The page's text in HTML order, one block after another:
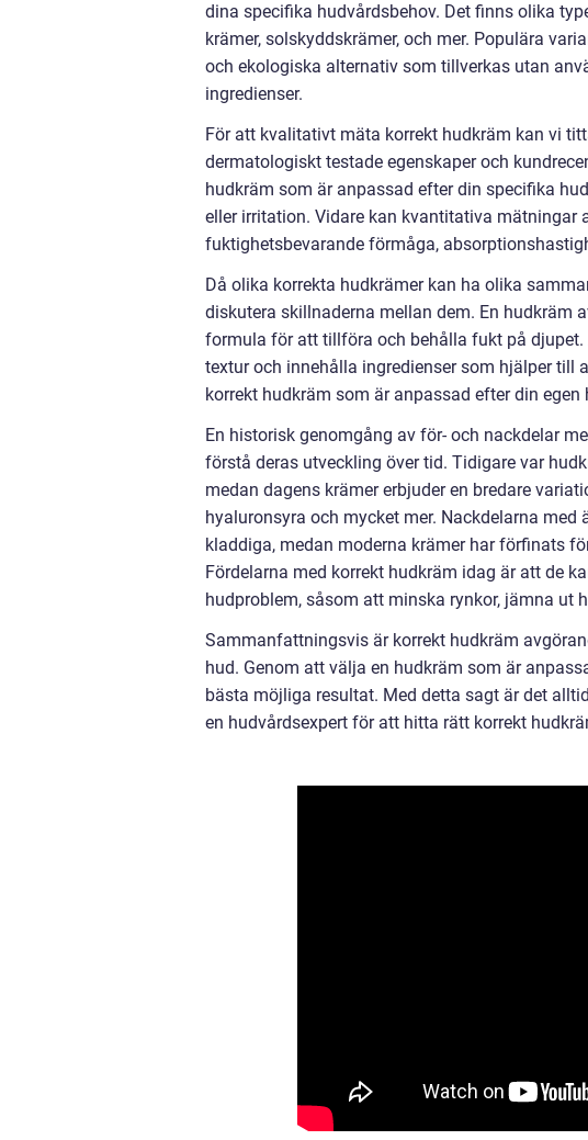
dina specifika hudvårdsbehov. Det finns olika
krämer, solskyddskrämer, och mer. Populära
och ekologiska alternativ som tillverkas utan
ingredienser.
För att kvalitativt mäta korrekt hudkräm kan vi
dermatologiskt testade egenskaper och
hudkräm som är anpassad efter din specifika
eller irritation. Vidare kan kvantitativa mätningar
fuktighetsbevarande förmåga,
Då olika korrekta hudkrämer kan ha olika
diskutera skillnaderna mellan dem. En hudkräm
formula för att tillföra och behålla fukt på
textur och innehålla ingredienser som hjälper till
korrekt hudkräm som är anpassad efter din
En historisk genomgång av för- och nackdelar
förstå deras utveckling över tid. Tidigare var
medan dagens krämer erbjuder en bredare
hyaluronsyra och mycket mer. Nackdelarna
kladdiga, medan moderna krämer har förfinats
Fördelarna med korrekt hudkräm idag är att de
hudproblem, såsom att minska rynkor, jämna ut
Sammanfattningsvis är korrekt hudkräm
hud. Genom att välja en hudkräm som är
bästa möjliga resultat. Med detta sagt är det
en hudvårdsexpert för att hitta rätt korrekt